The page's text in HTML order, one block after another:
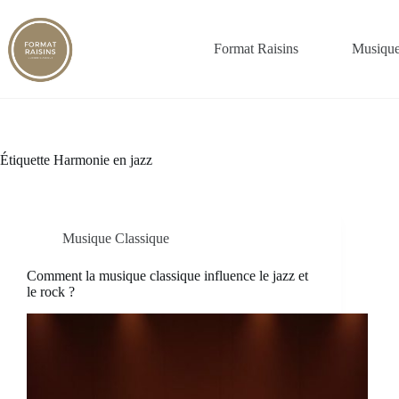
contenu
Format Raisins
Étiquette Harmonie en jazz
Musique Classique
Comment la musique classique influence le jazz et
le rock ?